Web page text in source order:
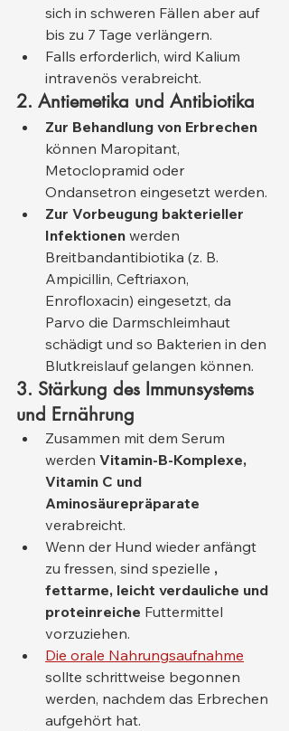
sich in schweren Fällen aber auf
bis zu 7 Tage verlängern.
Falls erforderlich, wird Kalium
intravenös verabreicht.
2. Antiemetika und Antibiotika
Zur Behandlung von Erbrechen
können Maropitant,
Metoclopramid oder
Ondansetron eingesetzt werden.
Zur Vorbeugung bakterieller
Infektionen werden
Breitbandantibiotika (z. B.
Ampicillin, Ceftriaxon,
Enrofloxacin) eingesetzt, da
Parvo die Darmschleimhaut
schädigt und so Bakterien in den
Blutkreislauf gelangen können.
3. Stärkung des Immunsystems
und Ernährung
Zusammen mit dem Serum
werden Vitamin-B-Komplexe,
Vitamin C und
Aminosäurepräparate
verabreicht.
Wenn der Hund wieder anfängt
zu fressen, sind spezielle ,
fettarme, leicht verdauliche und
proteinreiche Futtermittel
vorzuziehen.
Die orale Nahrungsaufnahme
sollte schrittweise begonnen
werden, nachdem das Erbrechen
aufgehört hat.